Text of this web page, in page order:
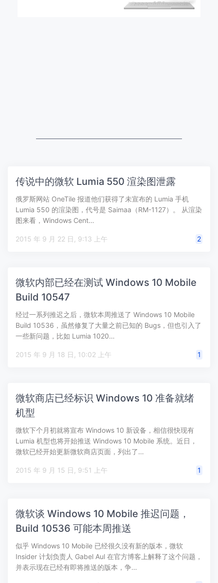
传说中的微软 Lumia 550 渲染图泄露
俄罗斯网站 OneTile 报道他们获得了未宣布的 Lumia 手机
Lumia 550 的渲染图，代号是 Saimaa（RM-1127）。 从渲染
图来看，Windows Cent…
2015 年 9 月 22 日, 9:13 上午 2
微软内部已经在测试 Windows 10 Mobile
Build 10547
经过一系列推迟之后，微软本周推送了 Windows 10 Mobile
Build 10536，虽然修复了大量之前已知的 Bugs，但也引入了
一些新问题，比如 Lumia 1020…
2015 年 9 月 18 日, 10:02 上午 1
微软商店已经标识 Windows 10 准备就绪
机型
微软下个月初就将宣布 Windows 10 新设备，相信很快现有
Lumia 机型也将开始推送 Windows 10 Mobile 系统。近日，
微软已经开始更新微软商店页面，列出了…
2015 年 9 月 15 日, 9:51 上午 1
微软谈 Windows 10 Mobile 推迟问题，
Build 10536 可能本周推送
似乎 Windows 10 Mobile 已经很久没有新的版本，微软
Insider 计划负责人 Gabel Aul 在官方博客上解释了这个问题，
并表示现在已经有即将推送的版本，争…